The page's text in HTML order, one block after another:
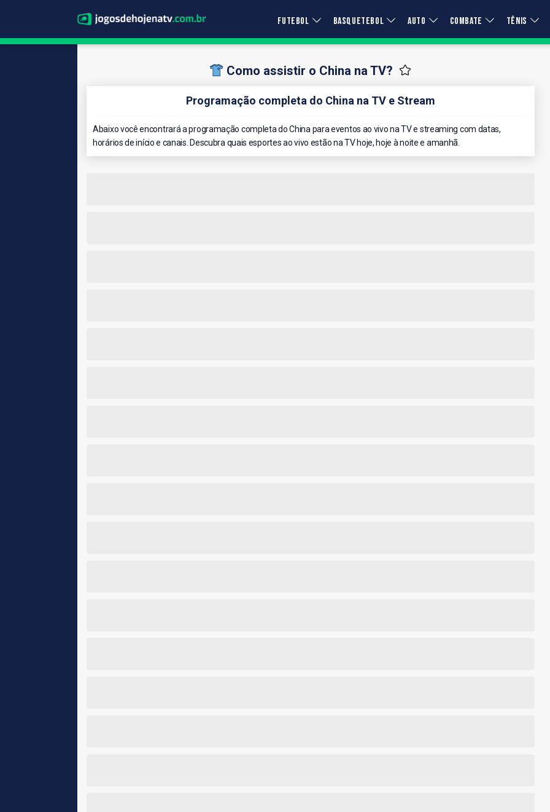
FUTEBOL BASQUETEBOL AUTO COMBATE TÊNIS
Como assistir o China na TV?
Programação completa do China na TV e Stream
Abaixo você encontrará a programação completa do China para eventos ao vivo na TV e streaming com datas,
horários de início e canais. Descubra quais esportes ao vivo estão na TV hoje, hoje à noite e amanhã.